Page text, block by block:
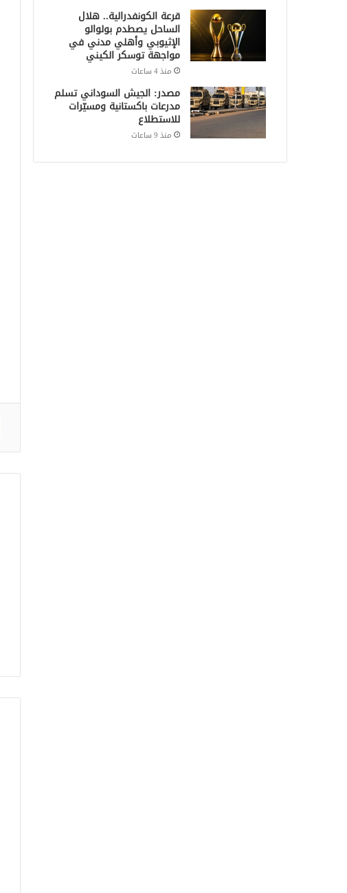
قرعة الكونفدرالية.. هلال
الساحل يصطدم بولوالو
الإثيوبي وأهلي مدني في
مواجهة توسكر الكيني
منذ 4 ساعات
مصدر: الجيش السوداني تسلم
مدرعات باكستانية ومسيّرات
للاستطلاع
منذ 9 ساعات